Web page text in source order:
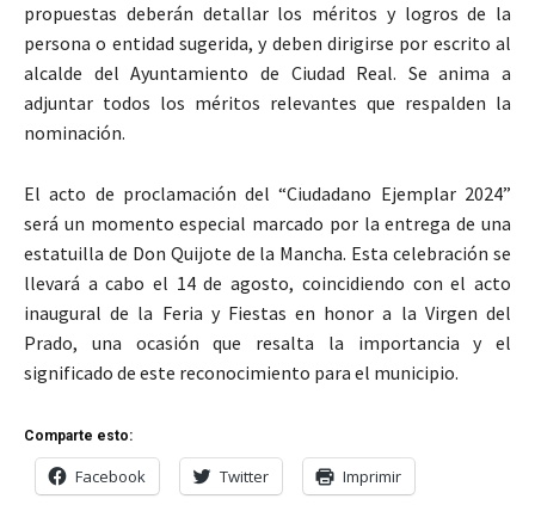
propuestas deberán detallar los méritos y logros de la
persona o entidad sugerida, y deben dirigirse por escrito al
alcalde del Ayuntamiento de Ciudad Real. Se anima a
adjuntar todos los méritos relevantes que respalden la
nominación.
El acto de proclamación del “Ciudadano Ejemplar 2024”
será un momento especial marcado por la entrega de una
estatuilla de Don Quijote de la Mancha. Esta celebración se
llevará a cabo el 14 de agosto, coincidiendo con el acto
inaugural de la Feria y Fiestas en honor a la Virgen del
Prado, una ocasión que resalta la importancia y el
significado de este reconocimiento para el municipio.
Comparte esto:
Facebook Twitter Imprimir